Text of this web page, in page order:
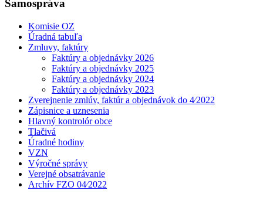
Samospráva
Komisie OZ
Úradná tabuľa
Zmluvy, faktúry
Faktúry a objednávky 2026
Faktúry a objednávky 2025
Faktúry a objednávky 2024
Faktúry a objednávky 2023
Zverejnenie zmlúv, faktúr a objednávok do 4⁄2022
Zápisnice a uznesenia
Hlavný kontrolór obce
Tlačivá
Úradné hodiny
VZN
Výročné správy
Verejné obsatrávanie
Archív FZO 04⁄2022